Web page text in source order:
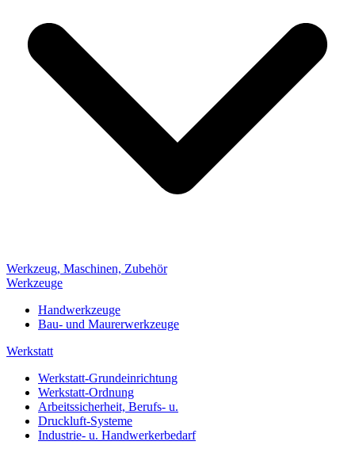
Werkzeug, Maschinen, Zubehör
Werkzeuge
Handwerkzeuge
Bau- und Maurerwerkzeuge
Werkstatt
Werkstatt-Grundeinrichtung
Werkstatt-Ordnung
Arbeitssicherheit, Berufs- u.
Druckluft-Systeme
Industrie- u. Handwerkerbedarf